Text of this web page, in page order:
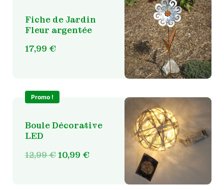
Fiche de Jardin
Fleur argentée
17,99 €
Promo !
Boule Décorative
LED
12,99€ Le
10,99 €Le